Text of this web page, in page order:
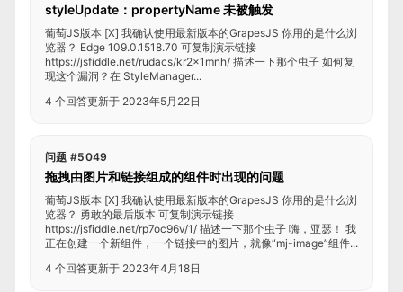
styleUpdate：propertyName 未被触发
葡萄JS版本 [X] 我确认使用最新版本的GrapesJS 你用的是什么浏
览器？ Edge 109.0.1518.70 可复制演示链接
https://jsfiddle.net/rudacs/kr2x1mnh/ 描述一下那个虫子 如何复
现这个漏洞？在 StyleManager...
4 个回答更新于 2023年5月22日
问题 #5049
拖拽由图片和链接组成的组件时出现的问题
葡萄JS版本 [X] 我确认使用最新版本的GrapesJS 你用的是什么浏
览器？ 勇敢的最后版本 可复制演示链接
https://jsfiddle.net/rp7oc96v/1/ 描述一下那个虫子 嗨，亚瑟！ 我
正在创建一个新组件，一个链接中的图片，就像“mj-image”组件...
4 个回答更新于 2023年4月18日